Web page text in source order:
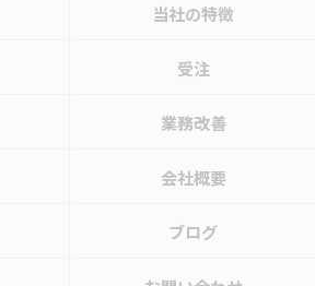
当社の特徴
受注
業務改善
会社概要
ブログ